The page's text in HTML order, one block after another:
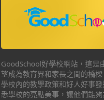
GoodSchool好學校網站，這是
望成為教育界和家長之間的橋
學校內的教學政策和好人好事
悉學校的亮點美事，讓他們能